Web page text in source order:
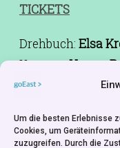
Um die besten Erlebnisse
Cookies, um
zuzugreifen. Durch die
TICKETS
Drehbuch: Elsa
Kamera:Yunus
Schnitt:
Jan
Ton:Simon
Produktion:Elsa